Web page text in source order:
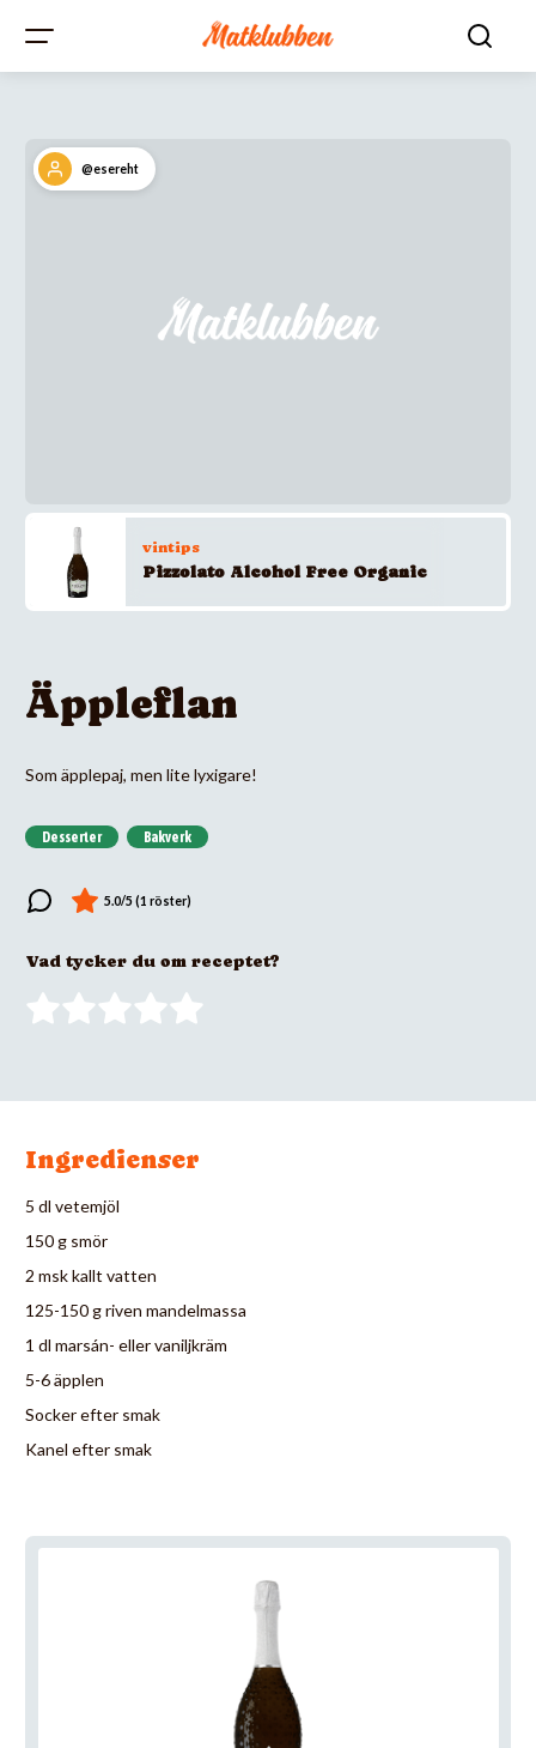
@esereht
vintips
Pizzolato Alcohol Free Organic
Äppleflan
Som äpplepaj, men lite lyxigare!
Desserter Bakverk
Vad tycker du om receptet?
Ingredienser
5 dl vetemjöl
150 g smör
2 msk kallt vatten
125-150 g riven mandelmassa
1 dl marsán- eller vaniljkräm
5-6 äpplen
Socker efter smak
Kanel efter smak